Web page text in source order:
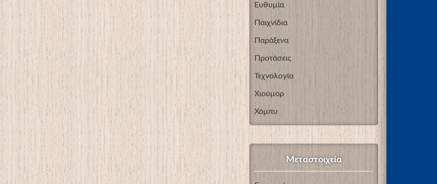
Ευθυμία
Παιχνίδια
Παράξενα
Προτάσεις
Τεχνολογία
Χιούμορ
Χόμπυ
Μεταστοιχεία